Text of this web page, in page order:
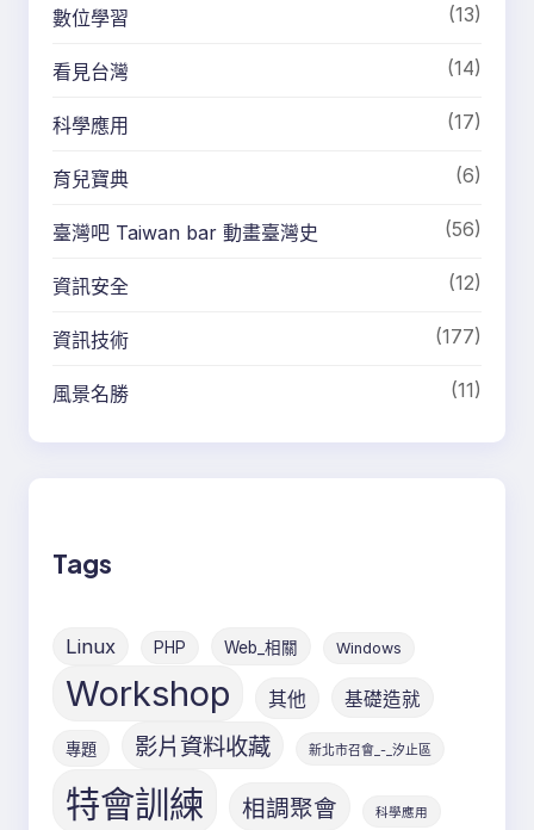
數位學習 (13)
看見台灣 (14)
科學應用 (17)
育兒寶典 (6)
臺灣吧 Taiwan bar 動畫臺灣史 (56)
資訊安全 (12)
資訊技術 (177)
風景名勝 (11)
Tags
Linux PHP Web_相關 Windows
Workshop 其他 基礎造就
專題 影片資料收藏 新北市召會_-_汐止區
特會訓練 相調聚會 科學應用